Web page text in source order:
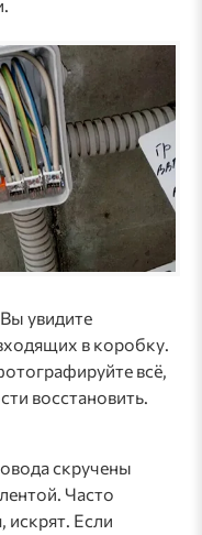
Вы увидите
в коробку.
всё,
восстановить.
скручены
Часто
искрят. Если